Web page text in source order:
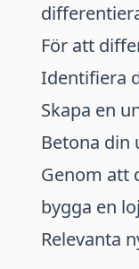
För att
Identifiera
Skapa en
Betona din
Genom att
bygga en
Relevanta